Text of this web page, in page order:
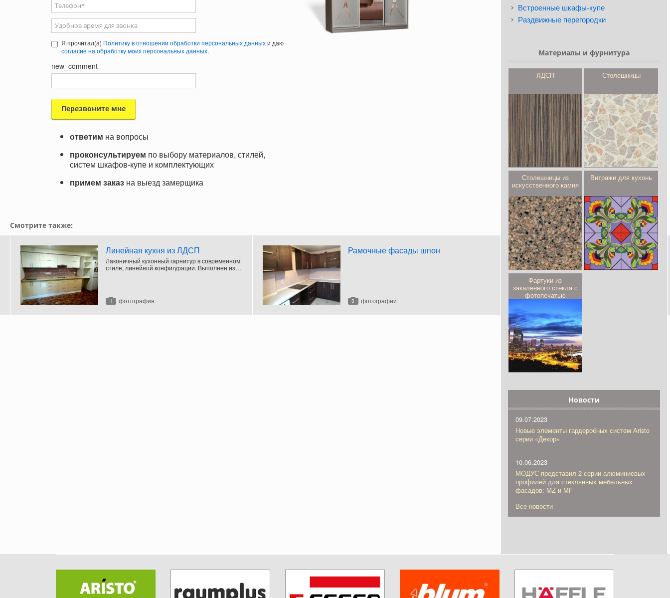
Телефон*
Удобное время для звонка
Я прочитал(а) Политику в отношении обработки персональных данныхи даю
согласие на обработку моих персональных данных.
new_comment
ответим на вопросы
проконсультируем по выбору материалов, стилей,
систем шкафов-купе и комплектующих
примем заказна выезд замерщика
Смотрите также:
Линейная кухня из ЛДСП
Лаконичный кухонный гарнитур в современном
стиле, линейной конфигурации. Выполнен из
1 фотография
Рамочные фасады шпон
3 фотографии
Встроенные шкафы-купе
Раздвижные перегородки
Материалы и фурнитура
ЛДСП Столешницы
Столешницы из
искусственного камня
Витражи для кухонь
Фартуки из
закаленного стекла с
фотопечатью
Новости
09.07.2023
Новые элементы гардеробных систем Aristo
серии «Декор»
10.06.2023
МОДУС представил 2 серии алюминиевых
профилей для стеклянных мебельных
фасадов: MZ и MF
Все новости